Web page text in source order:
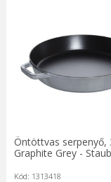
Öntöttvas serpenyő,
Graphite Grey - Staub
Kód: 1313418